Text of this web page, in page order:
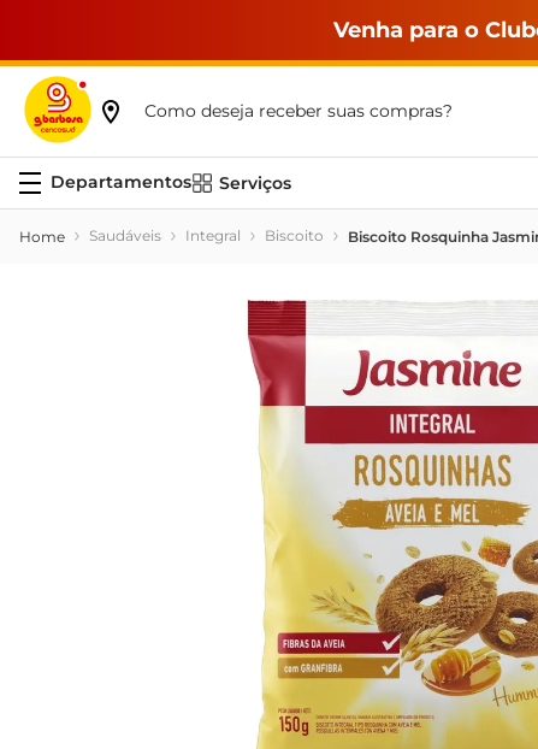
Venha para o
Como deseja receber suas compras?
Serviços
Saudáveis Integral Biscoito Biscoito Rosquinha